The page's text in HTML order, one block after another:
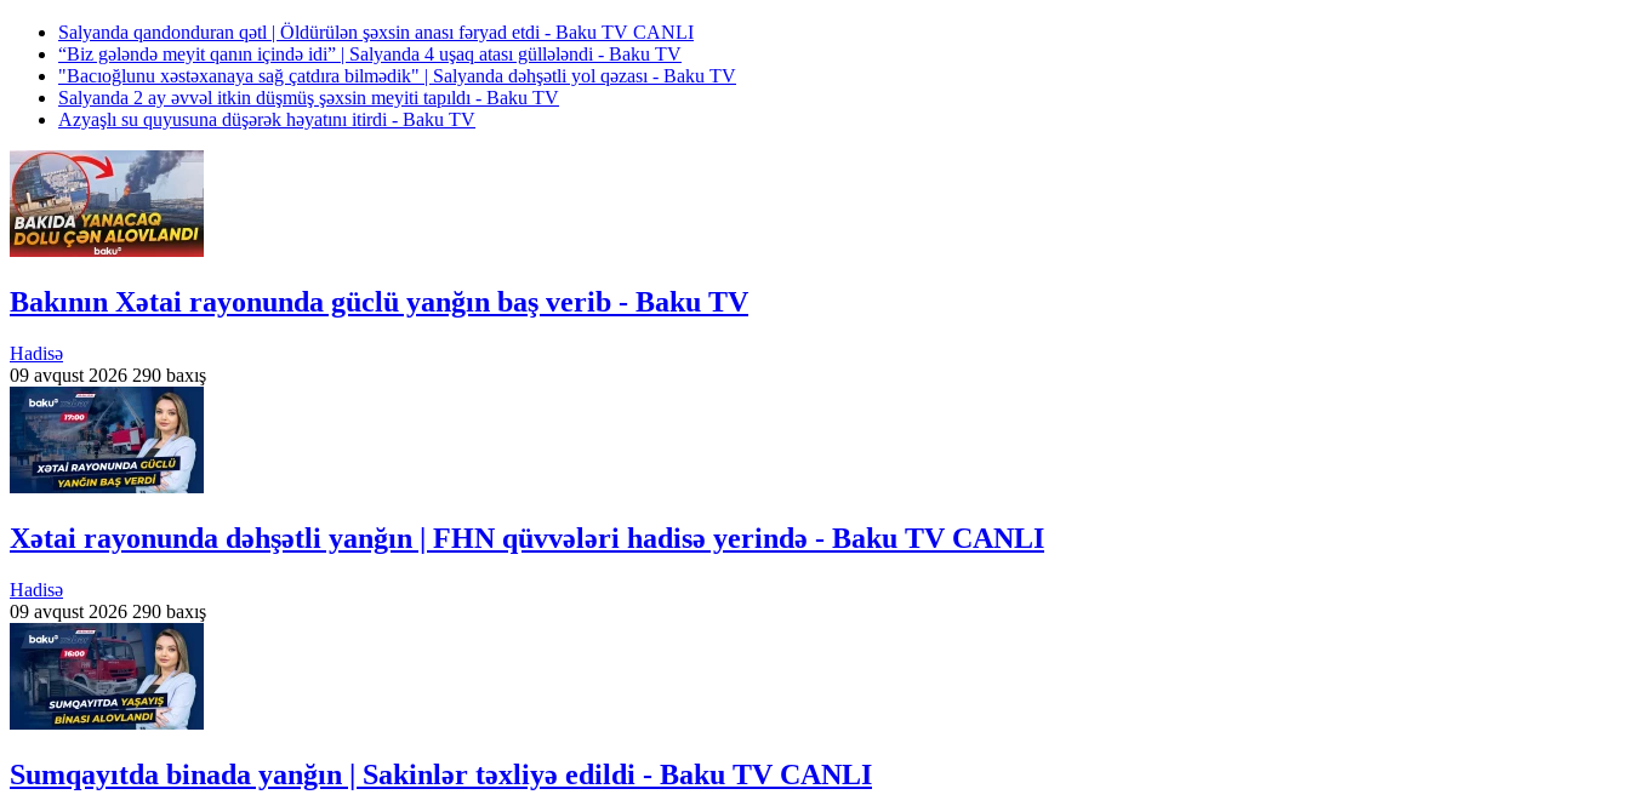
Salyanda qandonduran qətl | Öldürülən şəxsin anası fəryad etdi - Baku TV CANLI
“Biz gələndə meyit qanın içində idi” | Salyanda 4 uşaq atası güllələndi - Baku TV
"Bacıoğlunu xəstəxanaya sağ çatdıra bilmədik" | Salyanda dəhşətli yol qəzası - Baku TV
Salyanda 2 ay əvvəl itkin düşmüş şəxsin meyiti tapıldı - Baku TV
Azyaşlı su quyusuna düşərək həyatını itirdi - Baku TV
Bakının Xətai rayonunda güclü yanğın baş verib - Baku TV
Hadisə
09 avqust 2026 290 baxış
Xətai rayonunda dəhşətli yanğın | FHN qüvvələri hadisə yerində - Baku TV CANLI
Hadisə
09 avqust 2026 290 baxış
Sumqayıtda binada yanğın | Sakinlər təxliyə edildi - Baku TV CANLI